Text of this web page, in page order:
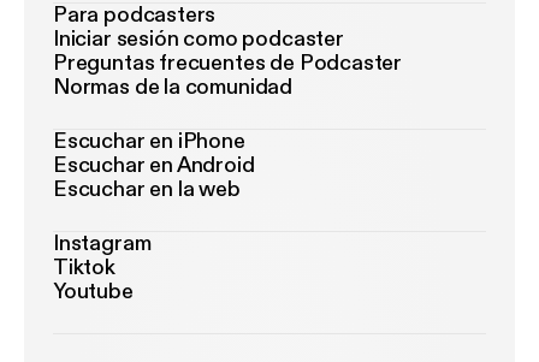
Para podcasters
Iniciar sesión como podcaster
Preguntas frecuentes de Podcaster
Normas de la comunidad
Escuchar en iPhone
Escuchar en Android
Escuchar en la web
Instagram
Tiktok
Youtube